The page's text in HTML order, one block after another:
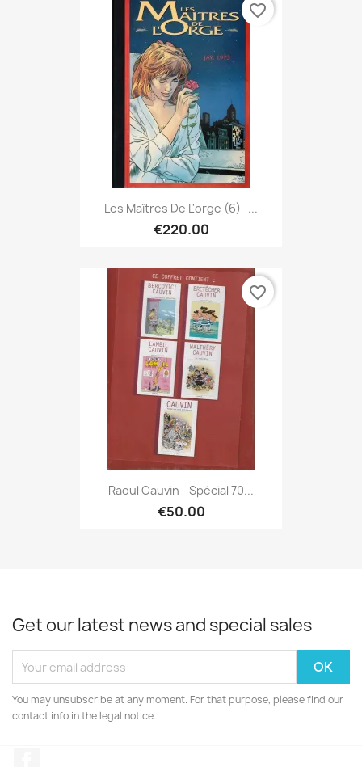
Les Maîtres De L'orge (6) -...
€220.00
favorite_border
Raoul Cauvin - Spécial 70...
€50.00
favorite_border
Get our latest news and special sales
You may unsubscribe at any moment. For that purpose, please find our
contact info in the legal notice.